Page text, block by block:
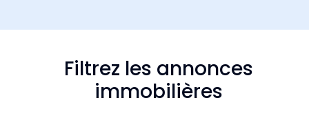
Filtrez les annonces
immobilières